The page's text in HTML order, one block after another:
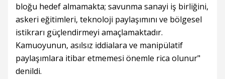
bloğu hedef almamakta; savunma sanayi iş birliğini,
askeri eğitimleri, teknoloji paylaşımını ve bölgesel
istikrarı güçlendirmeyi amaçlamaktadır.
Kamuoyunun, asılsız iddialara ve manipülatif
paylaşımlara itibar etmemesi önemle rica olunur"
denildi.